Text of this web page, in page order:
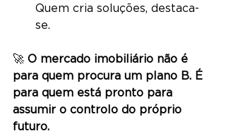
Quem cria soluções, destaca-
se.
🚀 O mercado imobiliário não é
para quem procura um plano B. É
para quem está pronto para
assumir o controlo do próprio
futuro.